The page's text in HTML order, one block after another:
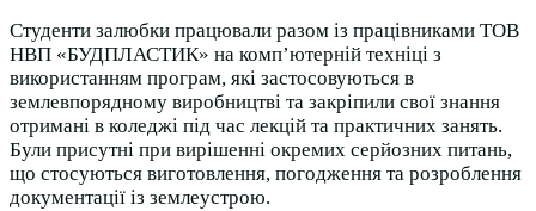
Студенти залюбки працювали разом із працівниками ТОВ
НВП «БУДПЛАСТИК» на комп’ютерній техніці з
використанням програм, які застосовуються в
землевпорядному виробництві та закріпили свої знання
отримані в коледжі під час лекцій та практичних занять.
Були присутні при вирішенні окремих серйозних питань,
що стосуються виготовлення, погодження та розроблення
документації із землеустрою.